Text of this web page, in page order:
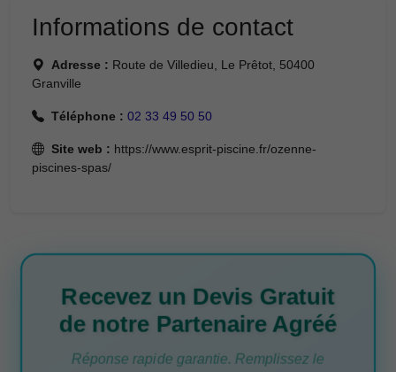
Informations de contact
Adresse : Route de Villedieu, Le Prêtot, 50400
Granville
Téléphone : 02 33 49 50 50
Site web : https://www.esprit-piscine.fr/ozenne-
piscines-spas/
Recevez un Devis Gratuit
de notre Partenaire Agréé
Réponse rapide garantie. Remplissez le